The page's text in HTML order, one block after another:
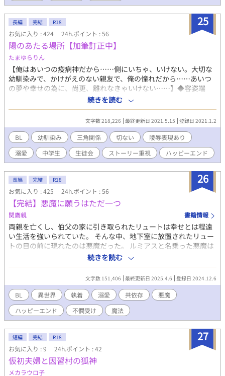
25
長編 完結 R18
お気に入り : 424 24h.ポイント : 56
陽のあたる場所【加筆訂正中】
たまゆらりん
【俺はあいつの疫病神だから……側にいちゃ、いけない。大切な
幼馴染みで、かけがえのない親友で、俺の憧れだから……あいつ
の夢や幸せの為に、尚更、離れなきゃいけない……】◆容姿端
麗、文武両道で生徒会長も務める、両片思いで幼なじみからの
甘々な“慈しむような愛”と、一帯のヤンキーを束ねる鬼畜でドSな
半グレのリーダーの“狂気じみた愛”に挟まれ翻弄される、元いじ
められっ子で人見知り、内向的で不憫なツンデレ弱虫ヤンキーの
三角関係◆《主人公を巡り、生徒会とアウトローが動き出す青春
群像風ラブストーリー》◆【相関図】 陽人(溺愛攻め)→←柚希(不
憫な受け)←柊(鬼畜攻め)◆長編です。ハピエンは確定です。ハピ
エンですが、途中いろいろと酷い目や可哀想な目に遭います。◆
続編ものが初めてなので、最後まで書ける自信はありませんが頑
張ります。更新頻度のバラつき、度重なる加筆修正などがあると
思いますのでご了承下さい。◆【注意事項】総受け傾向、NTR要
素、攻め以外との性行為、愛のない性行為、無理矢理、レイプ、
特殊性癖[小スカ、首絞め、ヘマトフィリア]、モブ姦、暴力、拘
束、監禁、流血表現、DV、モラハラ、いじめ、虐待、女装、キメ
セク、媚薬、洗脳、共依存、自傷行為、未成年の飲酒・喫煙、違
法行為、反社組織など、酷い描写が色々とあります。苦手な方は
注意して下さい。◆主要人物以外の、他のカップリングも出てき
ます。◆攻めや登場人物が女性と絡む描写が出て来ます。NLが地
雷の方は注意して下さい。直接の絡みはありませんが、妊娠を匂
わせる描写があります。◆主に主人公(受け)視点ですが、途中か
ら視点がコロコロ変わります。◆何でも許せる人向き◆⚠️この物
語に登場する場所、人物、学校名、企業、組織等はすべてフィク
ションです。◆⚠️未成年の飲酒や喫煙は法律で禁止されていま
す。また、この話は違法行為を推奨する話ではありません。◆サ
ブタイトルの横に※印があるのは、性的な描写がある章になりま
すので、注意して下さい。◆専門的な知識は全くありません。妄
想だけで書いているので、色々と間違いがあると思います。◆こ
の作品は、fujossy、pixivでも公開しております。
続きを読む
文字数 218,226 最終更新日 2021.5.15 登録日 2021.1.2
BL 幼馴染み 三角関係 切ない
陵辱表現あり
溺愛
中学生 生徒会 ストーリー重視 ハッピーエンド
26
長編 完結 R18
お気に入り : 425 24h.ポイント : 56
【完結】悪魔に願うはただ一つ
関鷹親 書籍情報
両親を亡くし、伯父の家に引き取られたリュートは幸せとは程遠
い生活を強いられていた。 そんな中、地下室に放置されたリュー
トの目の前に現れたのは悪魔だった。 ルミアスと名乗った悪魔は
リュートに「望みを叶えてやる」という。 そんな悪魔に願うこと
はただ一つ。 不憫属性の青年が悪魔と出会って幸せになっていく
お話。 自由気まま悪魔×不憫属性の青年
続きを読む
文字数 151,406 最終更新日 2025.4.6 登録日 2024.12.6
BL 異世界 執着 溺愛 共依存
悪魔
ハッピーエンド
不憫受け 魔法
27
短編 完結 R18
お気に入り : 9 24h.ポイント : 42
仮初夫婦と因習村の狐神
メカラウロ子